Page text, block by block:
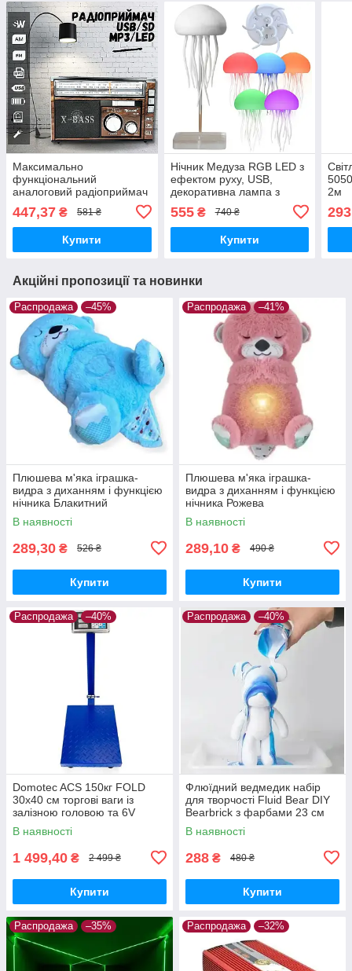
Максимально
функціональний
аналоговий радіоприймач
на акумуляторі Golon RX-
381/2 USB/SD з LED
ліхтарем Коричневий
447,37 ₴ 581 ₴
Купити
Нічник Медуза RGB LED з
ефектом руху, USB,
декоративна лампа з
плавною зміною кольорів
555₴ 740 ₴
Купити
2м
Акційні пропозиції та новинки
Распродажа –45%
Плюшева м'яка іграшка-
видра з диханням і функцією
нічника Блакитний
В наявності
289,30 ₴ 526 ₴
Купити
Распродажа –41%
Плюшева м'яка іграшка-
видра з диханням і функцією
нічника Рожева
В наявності
289,10 ₴ 490 ₴
Купити
Распродажа –40%
Domotec ACS 150кг FOLD
30x40 см торгові ваги із
залізною головою та 6V
живленням
В наявності
1 499,40 ₴ 2 499 ₴
Купити
Распродажа –40%
Флюїдний ведмедик набір
для творчості Fluid Bear DIY
Bearbrick з фарбами 23 см
В наявності
288 ₴ 480 ₴
Купити
Распродажа –35% Распродажа –32%